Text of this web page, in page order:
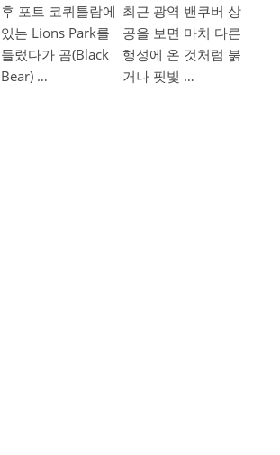
후 포트 코퀴틀람에
있는 Lions Park를
들렀다가 곰(Black
Bear) …
최근 광역 밴쿠버 상
공을 보면 마치 다른
행성에 온 것처럼 붉
거나 핏빛 …